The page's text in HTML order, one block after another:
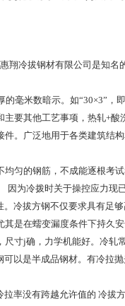
翔冷拔钢材有限公司是知
毫米数暗示。如“30×3”
要其他工艺事项，热轧+
。广泛地用于各类建筑结
匀的钢筋，不成能逐根考
因为冷拨时关于操控应力现
冷拔方钢不仅要求具有足
是在蠕变漏度条件下持久
寸j确，力学机能好。冷轧
以是半成品钢材。有冷拉
率没有跨越允许值的 冷拔